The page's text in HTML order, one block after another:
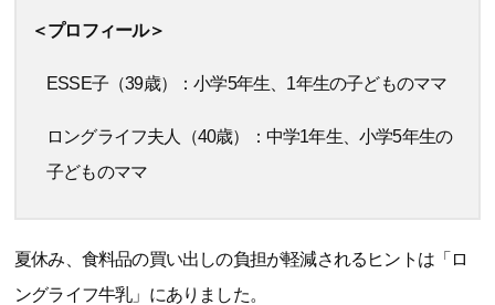
＜プロフィール＞
ESSE子（39歳）：小学5年生、1年生の子どものママ
ロングライフ夫人（40歳）：中学1年生、小学5年生の
子どものママ
夏休み、食料品の買い出しの負担が軽減されるヒントは「ロ
ングライフ牛乳」にありました。